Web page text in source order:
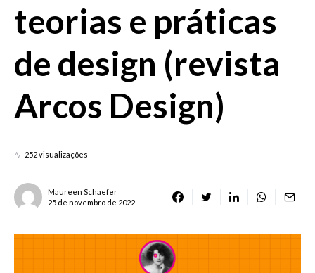
teorias e práticas
de design (revista
Arcos Design)
252 visualizações
Maureen Schaefer
25 de novembro de 2022